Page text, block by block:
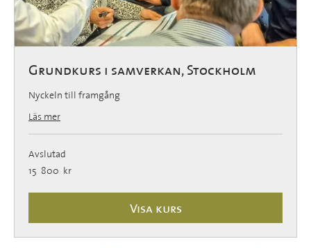
Grundkurs i samverkan, Stockholm
Nyckeln till framgång
Läs mer
Avslutad
15 800
svenska
15 800 kr
Visa kurs